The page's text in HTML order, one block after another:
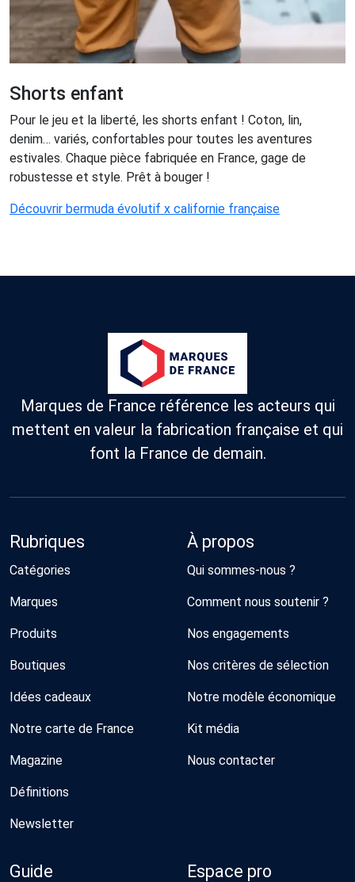
Shorts enfant
Pour le jeu et la liberté, les shorts enfant ! Coton, lin,
denim… variés, confortables pour toutes les aventures
estivales. Chaque pièce fabriquée en France, gage de
robustesse et style. Prêt à bouger !
Découvrir bermuda évolutif x californie française
Marques de France référence les acteurs qui
mettent en valeur la fabrication française et qui
font la France de demain.
Rubriques
Catégories
Marques
Produits
Boutiques
Idées cadeaux
Notre carte de France
Magazine
Définitions
Newsletter
À propos
Qui sommes-nous ?
Comment nous soutenir ?
Nos engagements
Nos critères de sélection
Notre modèle économique
Kit média
Nous contacter
Guide Espace pro